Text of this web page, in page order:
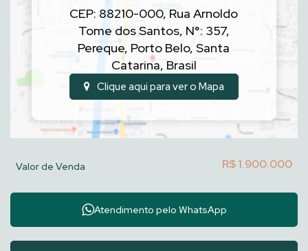
CEP: 88210-000, Rua Arnoldo
Tome dos Santos, N°: 357,
Pereque, Porto Belo,Santa
Catarina, Brasil
Clique aqui para ver o Mapa
R$1.900.000
Valor de Venda
Atendimento pelo WhatsApp